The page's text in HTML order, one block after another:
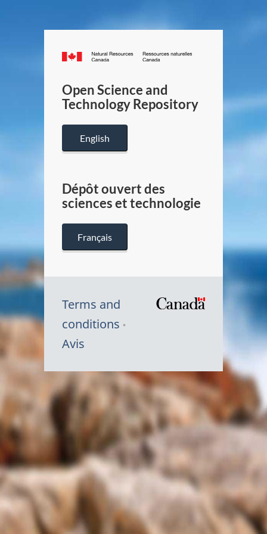
Canada.ca
/
Canada
Open Science and
Technology Repository
English
Dépôt ouvert des
sciences et technologie
Français
Terms and
conditions
Avis
Symbole
du
Canada